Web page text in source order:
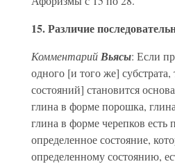
15. Различие
КомментарийВьясы: Если
одного [и того же]
состояний] становится
глина в форме порошка,
глина в форме черепков есть
определенное состояние,
определенному состоянию,